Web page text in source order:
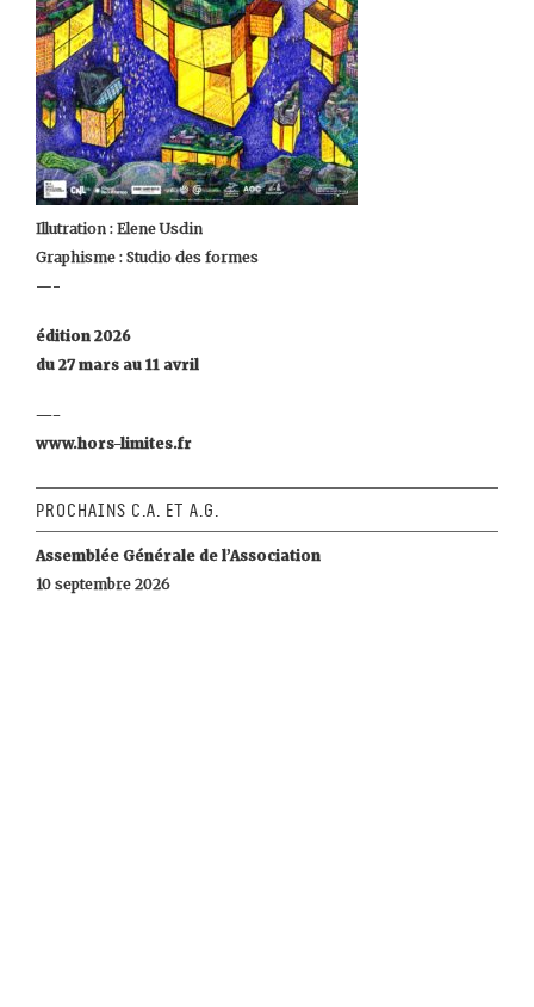
Illutration : Elene Usdin
Graphisme : Studio des formes
—-
édition 2026
du 27 mars au 11 avril
—-
www.hors-limites.fr
Prochains C.A. et A.G.
Assemblée Générale de l’Association
10 septembre 2026